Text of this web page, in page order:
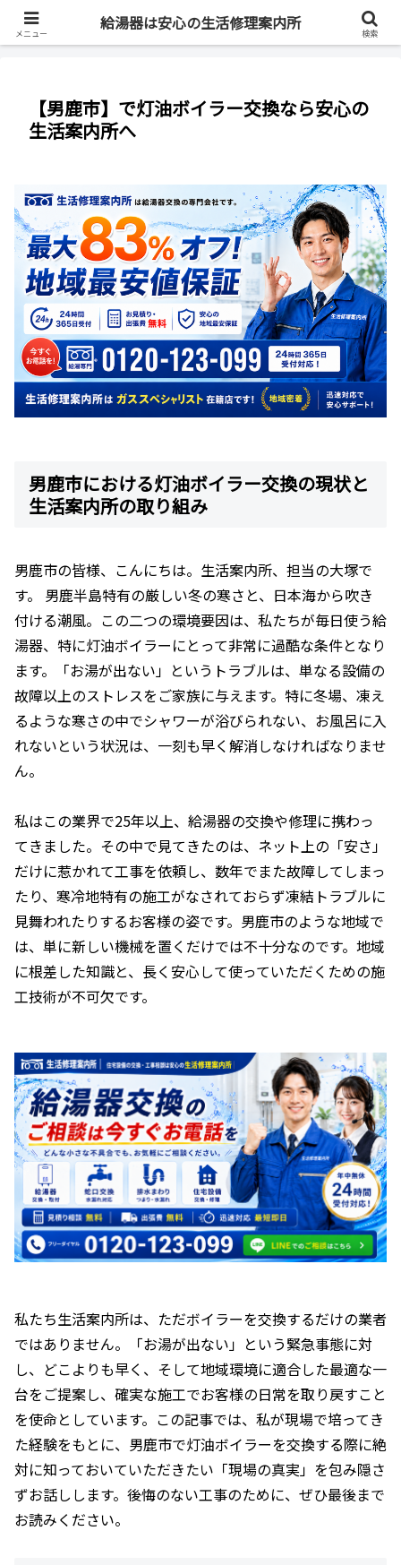
最短即日・全国対応・最大83%OFF
【男鹿市】で灯油ボイラー交換なら安心の
生活案内所へ
男鹿市における灯油ボイラー交換の現状と
生活案内所の取り組み
男鹿市の皆様、こんにちは。生活案内所、担当の大塚で
す。 男鹿半島特有の厳しい冬の寒さと、日本海から吹き
付ける潮風。この二つの環境要因は、私たちが毎日使う給
湯器、特に灯油ボイラーにとって非常に過酷な条件となり
ます。「お湯が出ない」というトラブルは、単なる設備の
故障以上のストレスをご家族に与えます。特に冬場、凍え
るような寒さの中でシャワーが浴びられない、お風呂に入
れないという状況は、一刻も早く解消しなければなりませ
ん。
私はこの業界で25年以上、給湯器の交換や修理に携わっ
てきました。その中で見てきたのは、ネット上の「安さ」
だけに惹かれて工事を依頼し、数年でまた故障してしまっ
たり、寒冷地特有の施工がなされておらず凍結トラブルに
見舞われたりするお客様の姿です。男鹿市のような地域で
は、単に新しい機械を置くだけでは不十分なのです。地域
に根差した知識と、長く安心して使っていただくための施
工技術が不可欠です。
私たち生活案内所は、ただボイラーを交換するだけの業者
ではありません。「お湯が出ない」という緊急事態に対
し、どこよりも早く、そして地域環境に適合した最適な一
台をご提案し、確実な施工でお客様の日常を取り戻すこと
を使命としています。この記事では、私が現場で培ってき
た経験をもとに、男鹿市で灯油ボイラーを交換する際に絶
対に知っておいていただきたい「現場の真実」を包み隠さ
ずお話しします。後悔のない工事のために、ぜひ最後まで
お読みください。
メニュー
給湯器は安心の生活修理案内所
検索